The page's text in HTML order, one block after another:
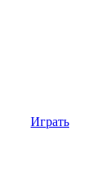
Играть